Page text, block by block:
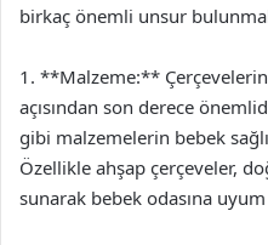
birkaç önemli unsur
1. **Malzeme:**
açısından son derece
gibi malzemelerin bebek
Özellikle ahşap çerçeveler,
sunarak bebek odasına